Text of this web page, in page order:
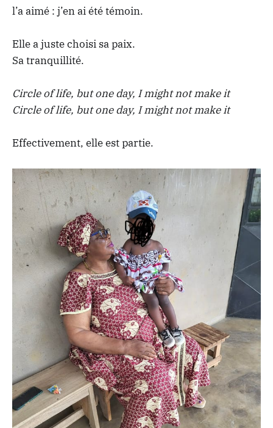
l’a aimé : j’en ai été témoin.
Elle a juste choisi sa paix.
Sa tranquillité.
Circle of life, but one day, I might not make it
Circle of life, but one day, I might not make it
Effectivement, elle est partie.